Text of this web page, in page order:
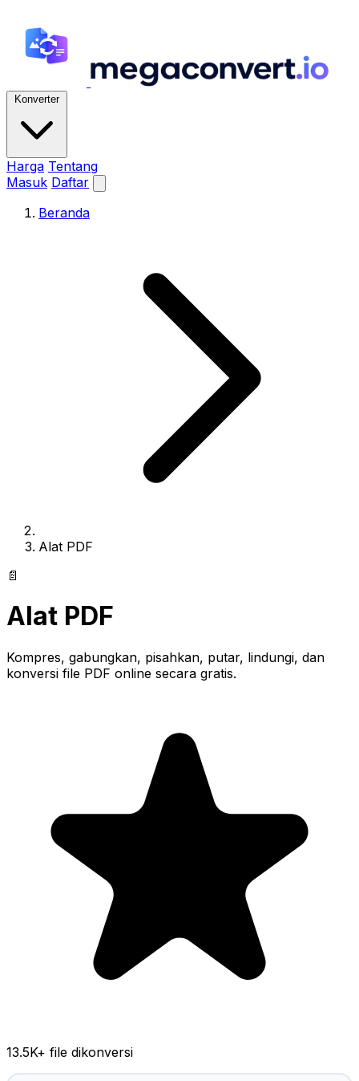
Konverter
Harga Tentang
Masuk Daftar
Beranda
Alat PDF
📄
Alat PDF
Kompres, gabungkan, pisahkan, putar, lindungi, dan
konversi file PDF online secara gratis.
13.5K+ file dikonversi